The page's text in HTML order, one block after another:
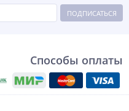
ПОДПИСАТЬСЯ
Способы оплаты